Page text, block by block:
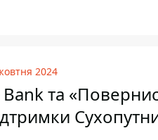
2024
Bank та